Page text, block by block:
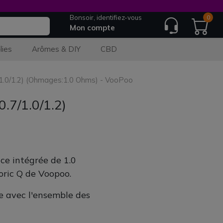
Bonsoir, identifiez-vous
Mon compte
0
Arômes & DIY CBD
1.2) (Ohmages:1.0 Ohms) - VooPoo
1.0/1.2)
intégrée de 1.0
Q de Voopoo.
avec l'ensemble des